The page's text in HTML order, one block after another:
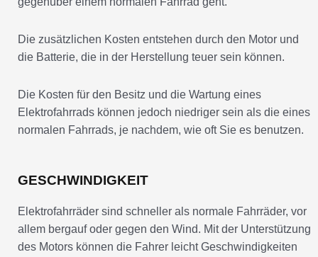
Die zusätzlichen Kosten entstehen durch den Motor und
die Batterie, die in der Herstellung teuer sein können.
Die Kosten für den Besitz und die Wartung eines
Elektrofahrrads können jedoch niedriger sein als die eines
normalen Fahrrads, je nachdem, wie oft Sie es benutzen.
GESCHWINDIGKEIT
Elektrofahrräder sind schneller als normale Fahrräder, vor
allem bergauf oder gegen den Wind. Mit der Unterstützung
des Motors können die Fahrer leicht Geschwindigkeiten